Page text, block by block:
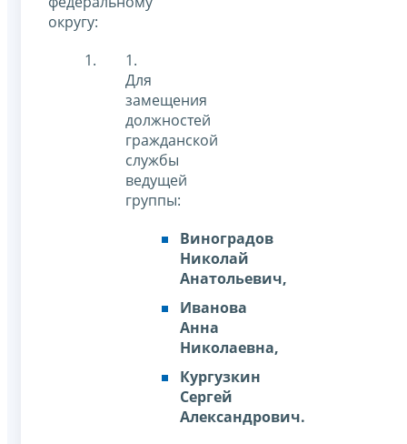
округу:
1.
Для
замещения
должностей
гражданской
службы
ведущей
группы:
Виноградов
Николай
Анатольевич,
Иванова
Анна
Николаевна,
Кургузкин
Сергей
Александрович.